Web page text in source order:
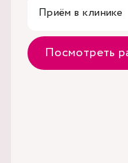
Приём в клинике
Посмотреть